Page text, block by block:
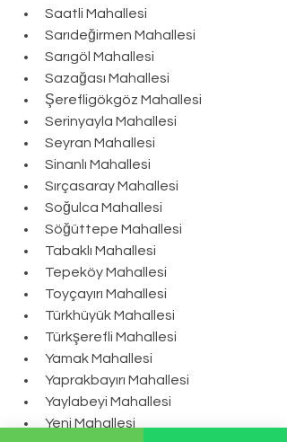
Saatli Mahallesi
Sarıdeğirmen Mahallesi
Sarıgöl Mahallesi
Sazağası Mahallesi
Şerefligökgöz Mahallesi
Serinyayla Mahallesi
Seyran Mahallesi
Sinanlı Mahallesi
Sırçasaray Mahallesi
Soğulca Mahallesi
Söğüttepe Mahallesi
Tabaklı Mahallesi
Tepeköy Mahallesi
Toyçayırı Mahallesi
Türkhüyük Mahallesi
Türkşerefli Mahallesi
Yamak Mahallesi
Yaprakbayırı Mahallesi
Yaylabeyi Mahallesi
Yeni Mahallesi